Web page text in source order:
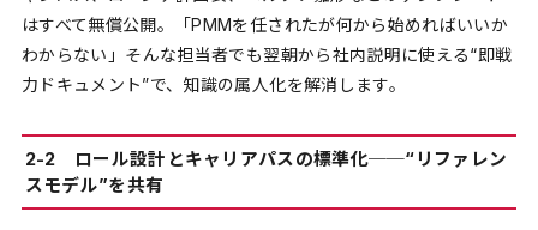
はすべて無償公開。「PMMを任されたが何から始めればいいか
わからない」――そんな担当者でも翌朝から社内説明に使える“即戦
力ドキュメント”で、知識の属人化を解消します。
2-2 ロール設計とキャリアパスの標準化──“リファレン
スモデル”を共有